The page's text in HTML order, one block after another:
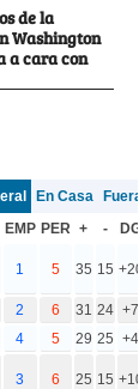
de la
Washington
a cara con
En Casa
Fuera
EMP PER + - DG
1 5 35 15 +20
2 6 31 24 +7
4 5 29 25 +4
3 6 25 15 +10